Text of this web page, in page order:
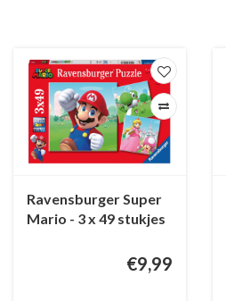
Ravensburger Super
Mario - 3 x 49 stukjes
€9,99